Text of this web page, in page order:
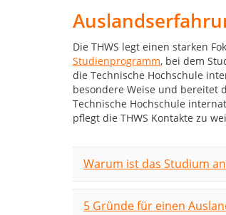
Die THWS legt einen starken
Studienprogramm, bei dem
die Technische Hochschule
besondere Weise und bereitet
Technische Hochschule
pflegt die THWS Kontakte zu
Warum ist das Studium
5 Gründe für einen